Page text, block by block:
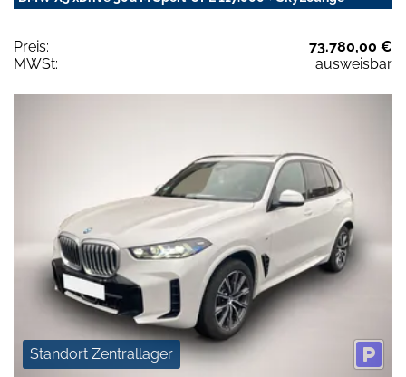
Preis:
73.780,00 €
MWSt:
ausweisbar
Standort Zentrallager